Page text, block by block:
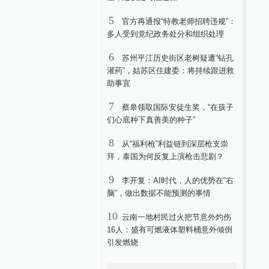
5
官方再通报“特教老师招聘违规”：
多人受到党纪政务处分和组织处理
6
苏州平江历史街区老树疑遭“钻孔
灌药”，姑苏区住建委：将持续跟进救
助事宜
7
蔡皋领取国际安徒生奖，“在孩子
们心底种下真善美的种子”
8
从“福利枪”利益链到深层枪支崇
拜，泰国为何反复上演枪击悲剧？
9
李开复：AI时代，人的优势在“右
脑”，做出数据不能预测的事情
10 云南一地村民过火把节意外灼伤
16人：盛有可燃液体塑料桶意外倾倒
引发燃烧